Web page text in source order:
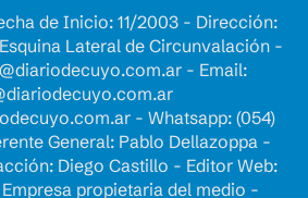
de Inicio: 11/2003 - Dirección:
Lateral de Circunvalación -
- Email:
- Whatsapp: (054)
General: Pablo Dellazoppa -
Diego Castillo - Editor Web:
propietaria del medio -